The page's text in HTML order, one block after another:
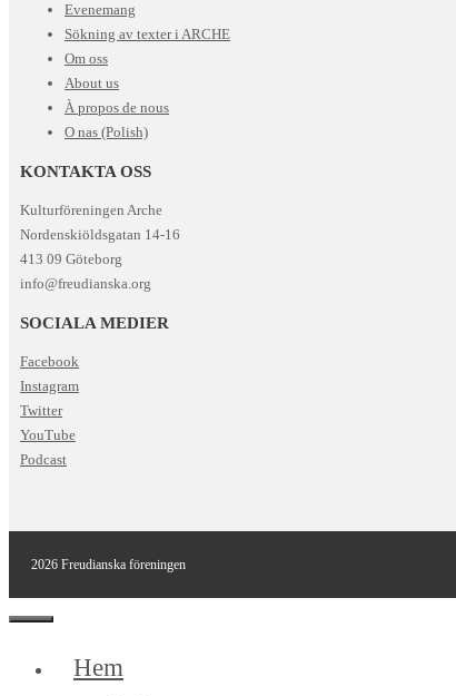
Evenemang
Sökning av texter i ARCHE
Om oss
About us
À propos de nous
O nas (Polish)
KONTAKTA OSS
Kulturföreningen Arche
Nordenskiöldsgatan 14-16
413 09 Göteborg
info@freudianska.org
SOCIALA MEDIER
Facebook
Instagram
Twitter
YouTube
Podcast
2026 Freudianska föreningen
Stäng
Hem